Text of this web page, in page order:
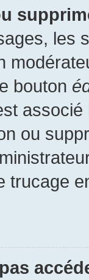
les
bouton
associé
ou
trucage